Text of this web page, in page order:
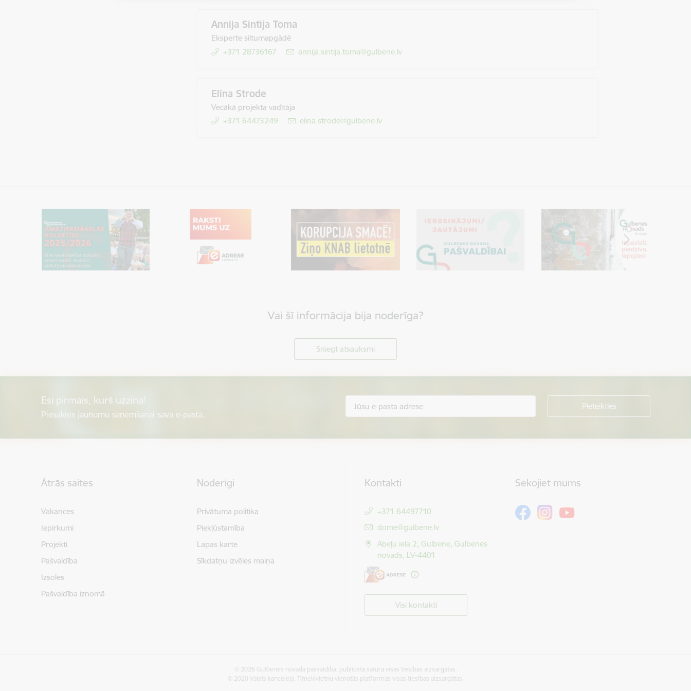
Annija Sintija Toma
Eksperte siltumapgādē
+371 28736167
E-pasts:
annija.sintija.toma@gulbene.lv
Elīna Strode
Vecākā projekta vadītāja
+371 64473249
E-pasts:
elina.strode@gulbene.lv
Vai šī informācija bija noderīga?
Sniegt atsauksmi
Esi pirmais, kurš uzzina!
Piesakies jaunumu saņemšanai savā e-pastā.
Ātrās saites
Vakances
Iepirkumi
Projekti
Pašvaldība
Izsoles
Pašvaldība iznomā
Noderīgi
Privātuma politika
Piekļūstamība
Lapas karte
Sīkdatņu izvēles maiņa
Kontakti
+371 64497710
E-pasts:
dome@gulbene.lv
Ābeļu iela 2, Gulbene, Gulbenes
novads, LV-4401
Visi kontakti
Sekojiet mums
© 2026 Gulbenes novada pašvaldība, publicētā satura visas tiesības aizsargātas.
© 2020 Valsts kanceleja, Tīmekļvietņu vienotās platformas visas tiesības aizsargātas.